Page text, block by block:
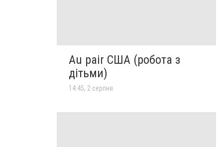
Au pair США (робота з
дітьми)
14:45, 2 серпня